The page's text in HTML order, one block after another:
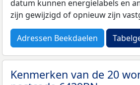
datum kunnen energielabels en
zijn gewijzigd of opnieuw zijn
Adressen Beekdaelen
Kenmerken van de 20